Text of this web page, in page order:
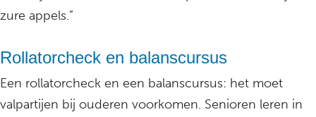
zure appels.”
Rollatorcheck en balanscursus
Een rollatorcheck en een balanscursus: het moet
valpartijen bij ouderen voorkomen. Senioren leren in